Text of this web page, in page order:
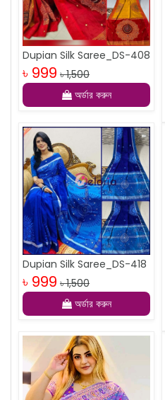
Dupian Silk Saree_DS-408
৳ 999 ৳ 1,500
অর্ডার করুন
Dupian Silk Saree_DS-418
৳ 999 ৳ 1,500
অর্ডার করুন